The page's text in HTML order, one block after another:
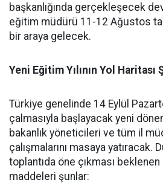
başkanlığında gerçekleşecek
eğitim müdürü 11-12 Ağustos
bir araya gelecek.
Yeni Eğitim Yılının Yol
​Türkiye genelinde 14 Eylül
çalmasıyla başlayacak yeni
bakanlık yöneticileri ve tüm il
çalışmalarını masaya yatıracak.
toplantıda öne çıkması
maddeleri şunlar: